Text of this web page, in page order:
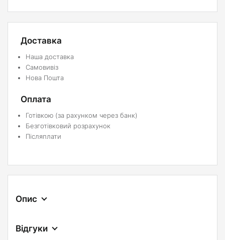
Доставка
Наша доставка
Самовивіз
Нова Пошта
Оплата
Готівкою (за рахунком через банк)
Безготівковий розрахунок
Післяплати
Опис
Відгуки